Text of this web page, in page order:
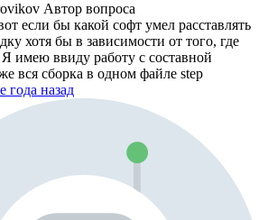
Автор вопроса
если бы какой софт умел расставлять
хотя бы в зависимости от того, где
Я имею ввиду работу с составной
вся сборка в одном файле step
года назад